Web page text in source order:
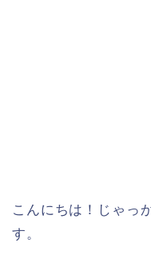
こんにちは！じゃっ
す。